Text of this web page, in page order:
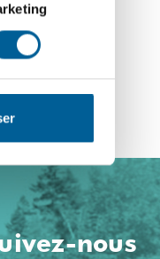
nous